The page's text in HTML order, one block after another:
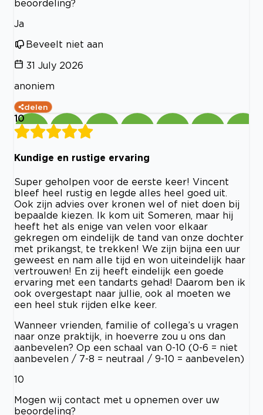
beoordeling?
Ja
Beveelt niet aan
31 July 2026
anoniem
delen
10
Kundige en rustige ervaring
Super geholpen voor de eerste keer! Vincent
bleef heel rustig en legde alles heel goed uit.
Ook zijn advies over kronen wel of niet doen bij
bepaalde kiezen. Ik kom uit Someren, maar hij
heeft het als enige van velen voor elkaar
gekregen om eindelijk de tand van onze dochter
met prikangst, te trekken! We zijn bijna een uur
geweest en nam alle tijd en won uiteindelijk haar
vertrouwen! En zij heeft eindelijk een goede
ervaring met een tandarts gehad! Daarom ben ik
ook overgestapt naar jullie, ook al moeten we
een heel stuk rijden elke keer.
Wanneer vrienden, familie of collega’s u vragen
naar onze praktijk, in hoeverre zou u ons dan
aanbevelen? Op een schaal van 0-10 (0-6 = niet
aanbevelen / 7-8 = neutraal / 9-10 = aanbevelen)
10
Mogen wij contact met u opnemen over uw
beoordeling?